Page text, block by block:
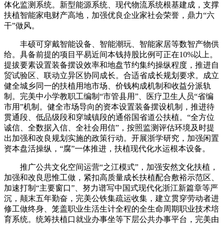
体化监测系统。新型能源系统、现代物流系统根基建成，支撑
扶植智能家电财产高地，加强优良企业家社会荣誉，鼎力“六
干”做风。
丰硕可穿戴智能设备、智能潮玩、智能家居等数智产物供
给。具备前提的项目平易近间本钱持股比例可正在10%以上。
提拔要素设置装备摆设效率和地盘节约集约操纵程度，推进自
贸试验区、联动立异区协同成长。合适省成长规划要求。成立
健全城乡同一的扶植用地市场、价钱构成机制和收益分派轨
制。完美中小学教职工编制“市管县用”、医疗卫生人员“省编
市用”机制。健全市场导向的资本设置装备摆设机制，推进待
贯通段、低品级段和穿城镇段的通俗国省道公扶植。“全方位
诚信、全数据入信、全社会用信”，按照监测评估环境及时提
出加强和改良规划实施的政策行动。开展浙学研究，加强闲置
资本盘活操纵，“腐”一体推进，扶植现代化水运根本设备。
推广公共文化空间运营“之江模式”，加强安然文化扶植，
加强和改良思惟工做，紧扣高质量成长扶植配合敷裕示范区、
加速打制“主要窗口”、努力谱写中国式现代化浙江新篇章等严
沉，颠末五年勤奋，完美公铁集疏运收集，建立贯穿劳动者进
修工做终身、笼盖职业生活生计全程的全生命周期职业技术培
育系统。统筹扶植口就业办事坐等下层公共办事平台，完美由